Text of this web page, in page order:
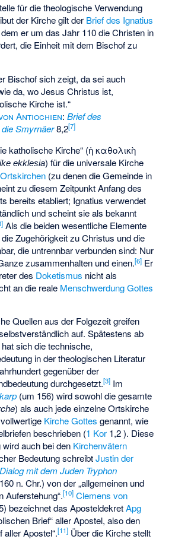
für die theologische Verwendung
der Kirche gilt der Brief des Ignatius
er um das Jahr 110 die Christen in
die Einheit mit dem Bischof zu
Bischof sich zeigt, da sei auch
da, wo Jesus Christus ist,
Kirche ist.“
Antiochien: Brief des
Smyrnäer8,2[7]
katholische Kirche“ (ἡ καθολικὴ
ekklesia) für die universale Kirche
Ortskirchen (zu denen die Gemeinde in
zu diesem Zeitpunkt Anfang des
bereits etabliert; Ignatius verwendet
und scheint sie als bekannt
] Als die beiden wesentliche Elemente
Zugehörigkeit zu Christus und die
die untrennbar verbunden sind: Nur
zusammenhalten und einen.[6] Er
des Doketismus nicht als
an die reale Menschwerdung Gottes
Quellen aus der Folgezeit greifen
auf. Spätestens ab
sich die technische,
in der theologischen Literatur
gegenüber der
durchgesetzt.[3] Im
(um 156) wird sowohl die gesamte
) als auch jede einzelne Ortskirche
Kirche Gottes genannt, wie
beschrieben (1 Kor 1,2 ). Diese
auch bei den Kirchenvätern
Bedeutung schreibtJustin der
Dialog mit dem Juden Tryphon
n. Chr.) von der „allgemeinen und
Auferstehung“.[10] Clemens von
bezeichnet das AposteldekretApg
Brief“ aller Apostel, also den
aller Apostel“.[11] Über die Kirche stellt